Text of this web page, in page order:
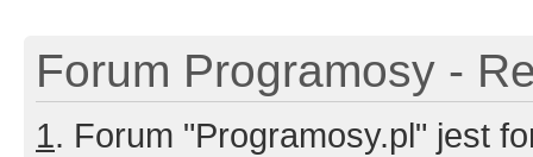
Forum Programosy -
1. Forum "Programosy.pl" jest